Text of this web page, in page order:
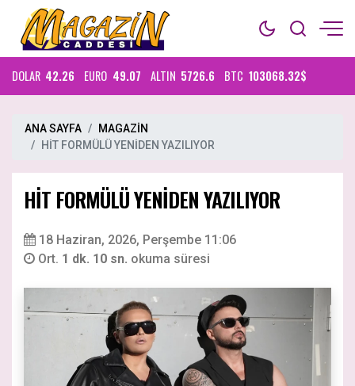
DOLAR 42.26 EURO 49.07 ALTIN 5726.6 BTC 103068.32$
ANA SAYFA
MAGAZİN
HİT FORMÜLÜ YENİDEN YAZILIYOR
HİT FORMÜLÜ YENİDEN YAZILIYOR
18 Haziran, 2026, Perşembe 11:06
Ort. 1 dk. 10 sn. okuma süresi